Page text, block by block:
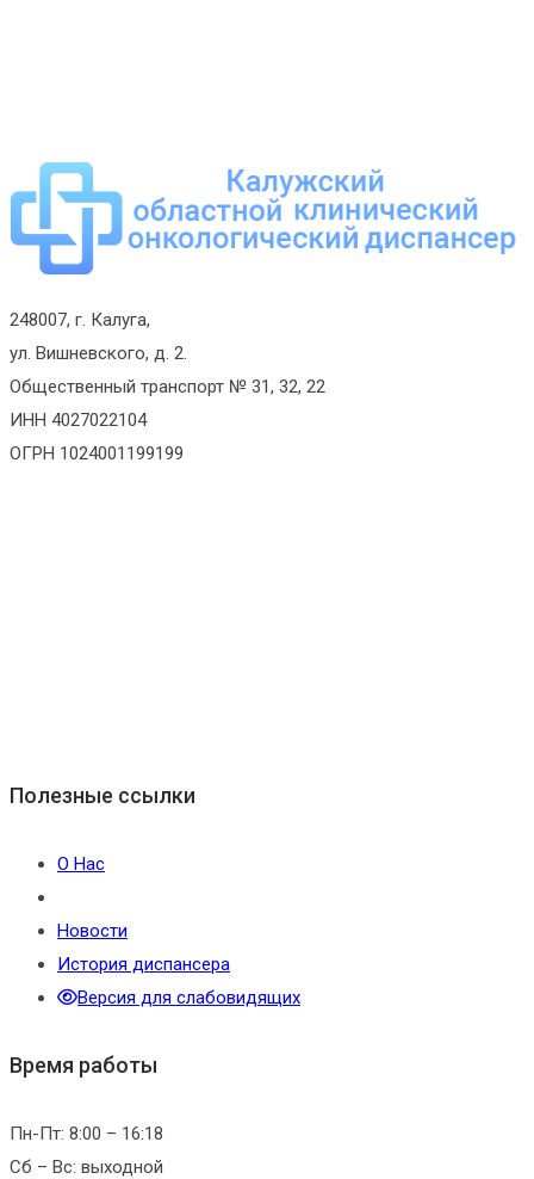
248007, г. Калуга,
ул. Вишневского, д. 2.
Общественный транспорт № 31, 32, 22
ИНН 4027022104
ОГРН 1024001199199
Полезные ссылки
О Нас
Новости
История диспансера
Версия для слабовидящих
Время работы
Пн-Пт: 8:00 – 16:18
Сб – Вс: выходной